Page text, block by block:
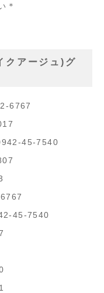
＊
アージュ)グ
6767
45-7540
45-7540